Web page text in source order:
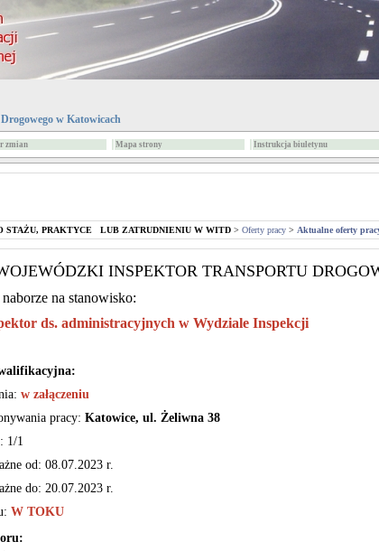
w Katowicach
zmian Mapa strony Instrukcja biuletynu
STAŻU, PRAKTYCE LUB ZATRUDNIENIU W WITD> Oferty pracy> Aktualne oferty
INSPEKTOR TRANSPORTU
na stanowisko:
ds. administracyjnych w Wydziale Inspekcji
w załączeniu
pracy: Katowice, ul. Żeliwna 38
1/1
od: 08.07.2023 r.
do: 20.07.2023 r.
W TOKU